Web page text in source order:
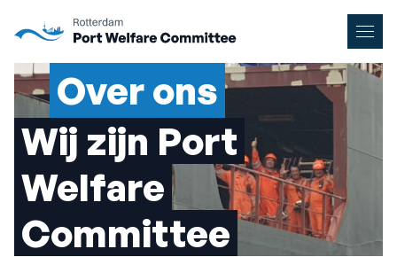
Over ons
Wij zijn Port
Welfare
Committee